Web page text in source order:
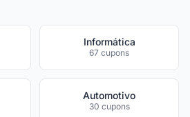
Informática
67 cupons
Automotivo
30 cupons